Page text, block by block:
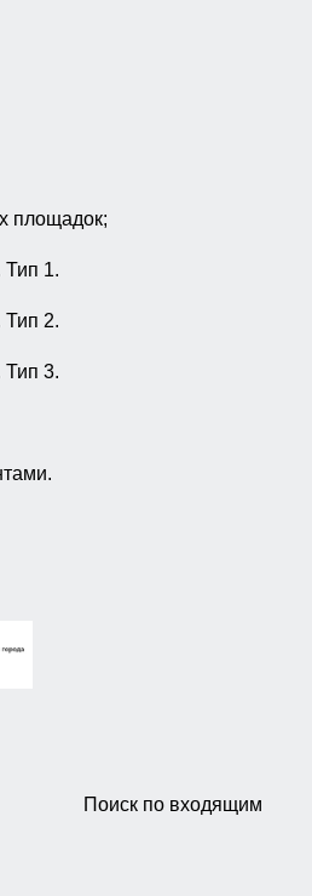
площадок;
Тип 1.
Тип 2.
Тип 3.
Поиск по входящим